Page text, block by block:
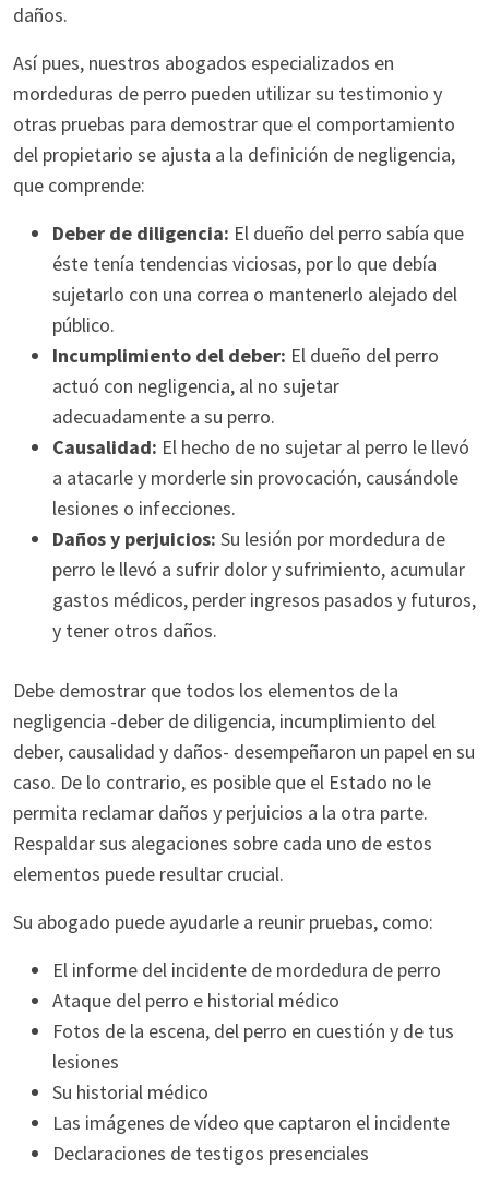
daños.
Así pues, nuestros abogados especializados en
mordeduras de perro pueden utilizar su testimonio y
otras pruebas para demostrar que el comportamiento
del propietario se ajusta a la definición de negligencia,
que comprende:
Deber de diligencia: El dueño del perro sabía que
éste tenía tendencias viciosas, por lo que debía
sujetarlo con una correa o mantenerlo alejado del
público.
Incumplimiento del deber: El dueño del perro
actuó con negligencia, al no sujetar
adecuadamente a su perro.
Causalidad: El hecho de no sujetar al perro le llevó
a atacarle y morderle sin provocación, causándole
lesiones o infecciones.
Daños y perjuicios: Su lesión por mordedura de
perro le llevó a sufrir dolor y sufrimiento, acumular
gastos médicos, perder ingresos pasados y futuros,
y tener otros daños.
Debe demostrar que todos los elementos de la
negligencia -deber de diligencia, incumplimiento del
deber, causalidad y daños- desempeñaron un papel en su
caso. De lo contrario, es posible que el Estado no le
permita reclamar daños y perjuicios a la otra parte.
Respaldar sus alegaciones sobre cada uno de estos
elementos puede resultar crucial.
Su abogado puede ayudarle a reunir pruebas, como:
El informe del incidente de mordedura de perro
Ataque del perro e historial médico
Fotos de la escena, del perro en cuestión y de tus
lesiones
Su historial médico
Las imágenes de vídeo que captaron el incidente
Declaraciones de testigos presenciales